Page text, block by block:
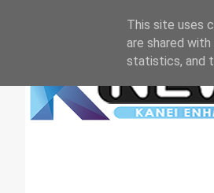
This site uses
are shared
statistics, and